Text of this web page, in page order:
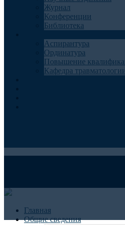
Журнал
Конференции
Библиотека
Аспирантура
Ординатура
Повышение
Кафедра
Главная
Общие сведения